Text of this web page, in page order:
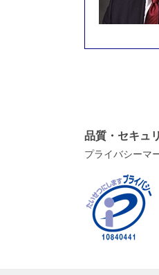
品質・セキュ
プライバシーマ